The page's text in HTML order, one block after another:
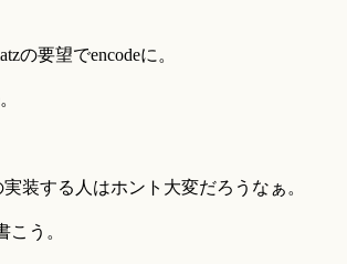
の要望でencodeに。
装する人はホント大変だろうなぁ。
こう。